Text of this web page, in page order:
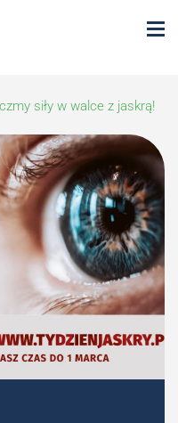
siły w walce z jaskrą!